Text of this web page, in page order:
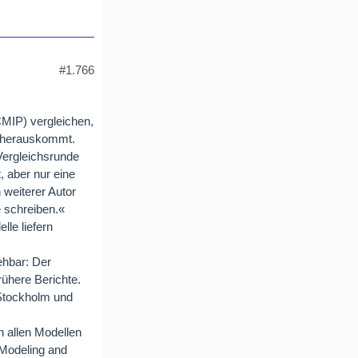
#1.766
vergleichen,
aber nur eine
Autor
schreiben.«
liefern
Der
Berichte.
und
allen Modellen
and